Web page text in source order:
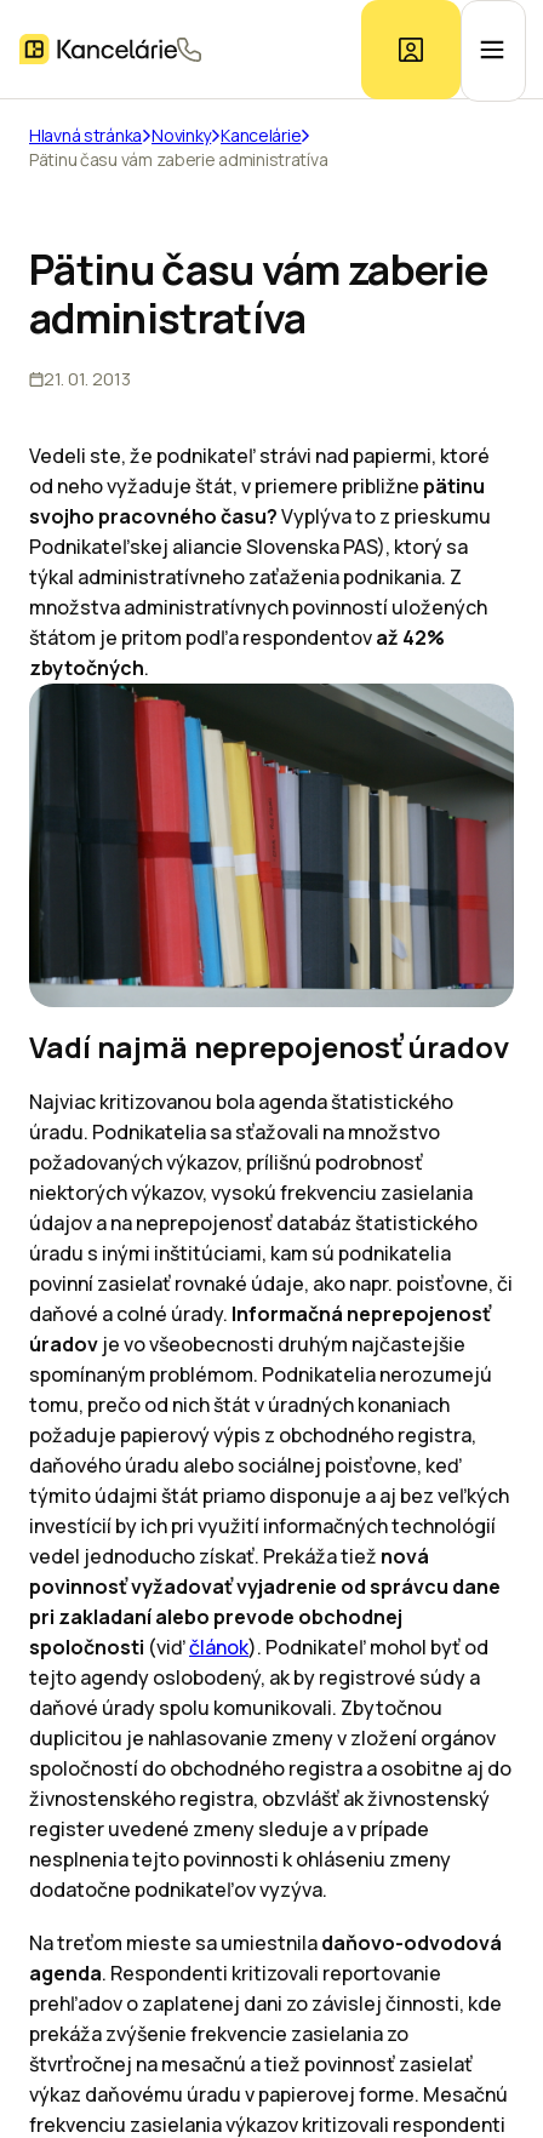
Ponuka kancelárií
Prieskum trhu
Hlavná stránka Novinky Kancelárie
Pätinu času vám zaberie administratíva
Pätinu času vám zaberie
administratíva
21. 01. 2013
Vedeli ste, že podnikateľ strávi nad papiermi, ktoré
od neho vyžaduje štát, v priemere približne pätinu
svojho pracovného času?Vyplýva to z prieskumu
Podnikateľskej aliancie Slovenska PAS), ktorý sa
týkal administratívneho zaťaženia podnikania. Z
množstva administratívnych povinností uložených
štátom je pritom podľa respondentovaž 42%
zbytočných.
Vadí najmä neprepojenosť úradov
Najviac kritizovanou bola agenda štatistického
úradu. Podnikatelia sa sťažovali na množstvo
požadovaných výkazov, prílišnú podrobnosť
niektorých výkazov, vysokú frekvenciu zasielania
údajov a na neprepojenosť databáz štatistického
úradu s inými inštitúciami, kam sú podnikatelia
povinní zasielať rovnaké údaje, ako napr. poisťovne, či
daňové a colné úrady. Informačná neprepojenosť
úradov je vo všeobecnosti druhým najčastejšie
spomínaným problémom. Podnikatelia nerozumejú
tomu, prečo od nich štát v úradných konaniach
požaduje papierový výpis z obchodného registra,
daňového úradu alebo sociálnej poisťovne, keď
týmito údajmi štát priamo disponuje a aj bez veľkých
investícií by ich pri využití informačných technológií
vedel jednoducho získať. Prekáža tiež nová
povinnosť vyžadovať vyjadrenie od správcu dane
pri zakladaní alebo prevode obchodnej
spoločnosti (viďčlánok). Podnikateľ mohol byť od
tejto agendy oslobodený, ak by registrové súdy a
daňové úrady spolu komunikovali. Zbytočnou
duplicitou je nahlasovanie zmeny v zložení orgánov
spoločností do obchodného registra a osobitne aj do
živnostenského registra, obzvlášť ak živnostenský
register uvedené zmeny sleduje a v prípade
nesplnenia tejto povinnosti k ohláseniu zmeny
dodatočne podnikateľov vyzýva.
Na treťom mieste sa umiestniladaňovo-odvodová
agenda. Respondenti kritizovali reportovanie
prehľadov o zaplatenej dani zo závislej činnosti, kde
prekáža zvýšenie frekvencie zasielania zo
štvrťročnej na mesačnú a tiež povinnosť zasielať
výkaz daňovému úradu v papierovej forme. Mesačnú
frekvenciu zasielania výkazov kritizovali respondenti